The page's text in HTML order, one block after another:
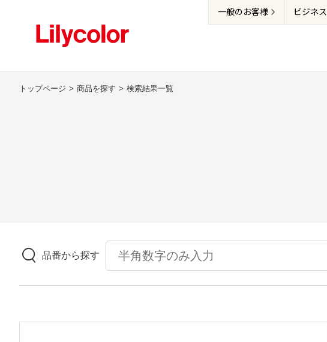
一般のお客様 ビジネス
トップページ 商品を探す 検索結果一覧
品番から探す